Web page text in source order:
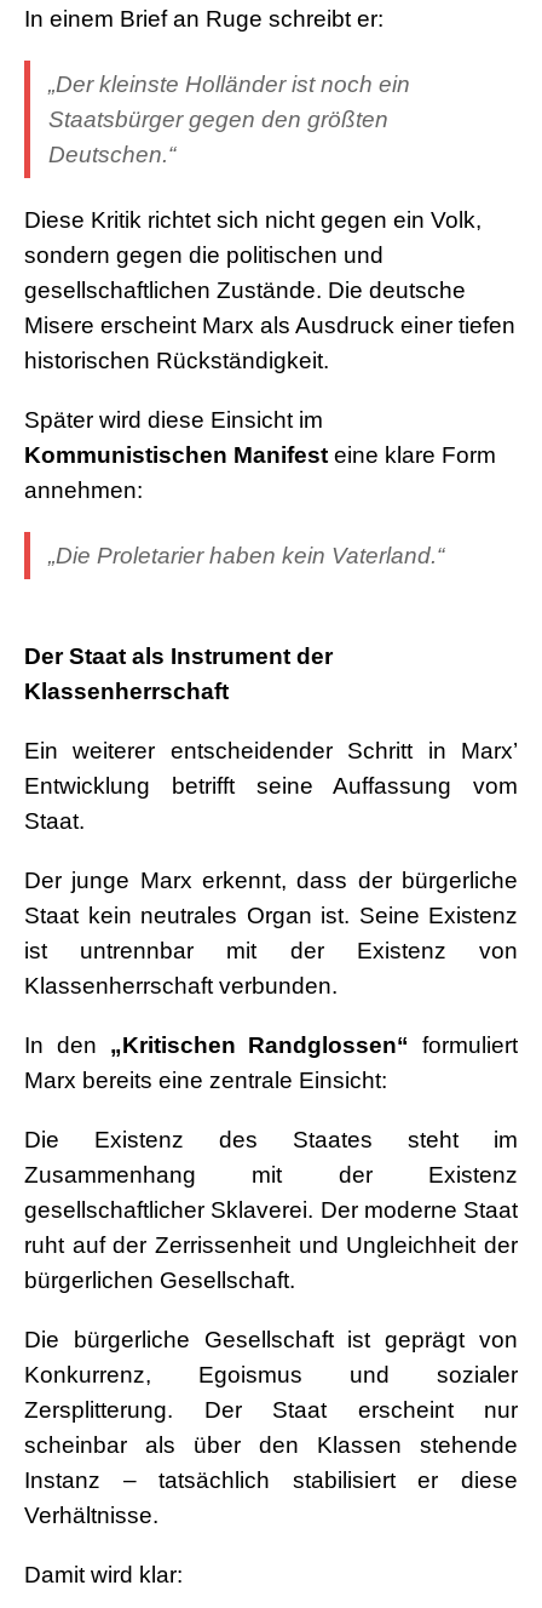
In einem Brief an Ruge schreibt er:
„Der kleinste Holländer ist noch ein
Staatsbürger gegen den größten
Deutschen.“
Diese Kritik richtet sich nicht gegen ein Volk,
sondern gegen die politischen und
gesellschaftlichen Zustände. Die deutsche
Misere erscheint Marx als Ausdruck einer tiefen
historischen Rückständigkeit.
Später wird diese Einsicht im
Kommunistischen Manifest eine klare Form
annehmen:
„Die Proletarier haben kein Vaterland.“
Der Staat als Instrument der
Klassenherrschaft
Ein weiterer entscheidender Schritt in Marx’
Entwicklung betrifft seine Auffassung vom
Staat.
Der junge Marx erkennt, dass der bürgerliche
Staat kein neutrales Organ ist. Seine Existenz
ist untrennbar mit der Existenz von
Klassenherrschaft verbunden.
In den „Kritischen Randglossen“
formuliert
Marx bereits eine zentrale Einsicht:
Die Existenz des Staates steht im
Zusammenhang mit der Existenz
gesellschaftlicher Sklaverei. Der moderne Staat
ruht auf der Zerrissenheit und Ungleichheit der
bürgerlichen Gesellschaft.
Die bürgerliche Gesellschaft ist geprägt von
Konkurrenz, Egoismus und sozialer
Zersplitterung. Der Staat erscheint nur
scheinbar als über den Klassen stehende
Instanz – tatsächlich stabilisiert er diese
Verhältnisse.
Damit wird klar: